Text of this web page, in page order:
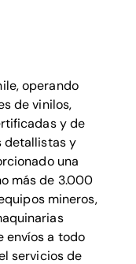
operando
de vinilos,
y de
detallistas y
una
más de 3.000
mineros,
envíos a todo
servicios de